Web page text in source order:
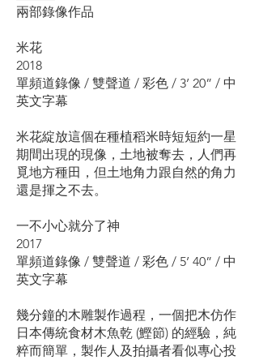
兩部錄像作品
米花
2018
單頻道錄像 / 雙聲道 / 彩色 / 3’ 20” / 中
英文字幕
米花綻放這個在種植稻米時短短約一星
期間出現的現像，土地被奪去，人們再
覓地方種田，但土地角力跟自然的角力
還是揮之不去。
一不小心就分了神
2017
單頻道錄像 / 雙聲道 / 彩色 / 5’ 40” / 中
英文字幕
幾分鐘的木雕製作過程，一個把木仿作
日本傳統食材木魚乾 (鰹節) 的經驗，純
粹而簡單，製作人及拍攝者看似專心投